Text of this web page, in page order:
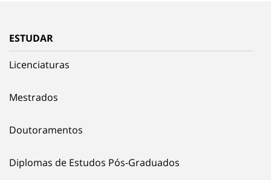
ESTUDAR
Licenciaturas
Mestrados
Doutoramentos
Diplomas de Estudos Pós-Graduados